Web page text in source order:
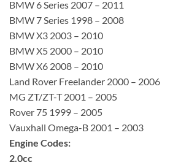
BMW 6 Series 2007 – 2011
BMW 7 Series 1998 – 2008
BMW X3 2003 – 2010
BMW X5 2000 – 2010
BMW X6 2008 – 2010
Land Rover Freelander 2000 – 2006
MG ZT/ZT-T 2001 – 2005
Rover 75 1999 – 2005
Vauxhall Omega-B 2001 – 2003
Engine Codes:
2.0cc